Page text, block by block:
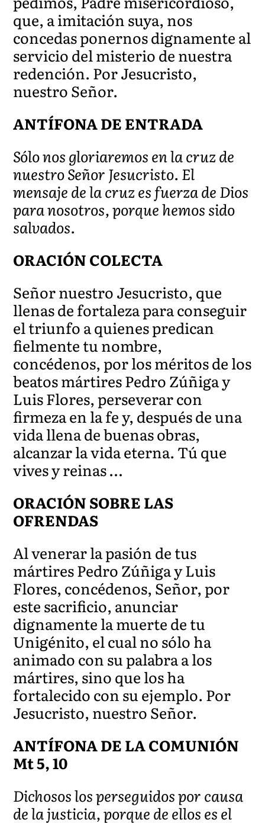
que, a imitación suya, nos
concedas ponernos dignamente al
servicio del misterio de nuestra
redención. Por Jesucristo,
nuestro Señor.
ANTÍFONA DE ENTRADA
Sólo nos gloriaremos en la cruz de
nuestro Señor Jesucristo. El
mensaje de la cruz es fuerza de Dios
para nosotros, porque hemos sido
salvados.
ORACIÓN COLECTA
Señor nuestro Jesucristo, que
llenas de fortaleza para conseguir
el triunfo a quienes predican
fielmente tu nombre,
concédenos, por los méritos de los
beatos mártires Pedro Zúñiga y
Luis Flores, perseverar con
firmeza en la fe y, después de una
vida llena de buenas obras,
alcanzar la vida eterna. Tú que
vives y reinas …
ORACIÓN SOBRE LAS
OFRENDAS
Al venerar la pasión de tus
mártires Pedro Zúñiga y Luis
Flores, concédenos, Señor, por
este sacrificio, anunciar
dignamente la muerte de tu
Unigénito, el cual no sólo ha
animado con su palabra a los
mártires, sino que los ha
fortalecido con su ejemplo. Por
Jesucristo, nuestro Señor.
ANTÍFONA DE LA COMUNIÓN
Mt 5, 10
Dichosos los perseguidos por causa
de la justicia, porque de ellos es el